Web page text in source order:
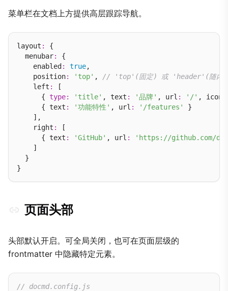
菜单栏在文档上方提供高层跟踪导航。
layout :
{
  menubar
:
{
    enabled
: true,
    position
: 'top' ,
// 'top'(固定) 或 'header'(随内
    left
:
[
      {
type: 'title' , text : '品牌' , url : '/' , icon
      { text
: '功能特性' , url : '/features'
}
    ],
    right
:
[
      { text
: 'GitHub' , url :
'https://github.com/
    ]
  }
页面头部
头部默认开启。可全局关闭，也可在页面层级的
frontmatter 中隐藏特定元素。
// docmd.config.js